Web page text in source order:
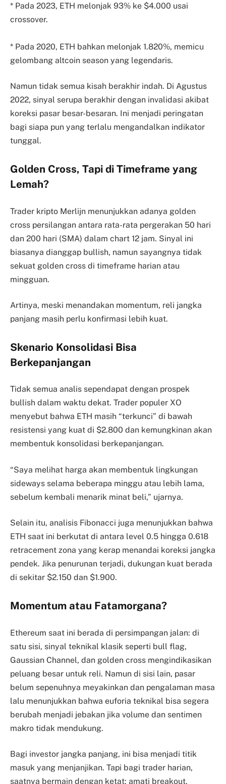
* Pada 2023, ETH melonjak 93% ke $4.000 usai
crossover.
* Pada 2020, ETH bahkan melonjak 1.820%, memicu
gelombang altcoin season yang legendaris.
Namun tidak semua kisah berakhir indah. Di Agustus
2022, sinyal serupa berakhir dengan invalidasi akibat
koreksi pasar besar-besaran. Ini menjadi peringatan
bagi siapa pun yang terlalu mengandalkan indikator
tunggal.
Golden Cross, Tapi di Timeframe yang
Lemah?
Trader kripto Merlijn menunjukkan adanya golden
cross persilangan antara rata-rata pergerakan 50 hari
dan 200 hari (SMA) dalam chart 12 jam. Sinyal ini
biasanya dianggap bullish, namun sayangnya tidak
sekuat golden cross di timeframe harian atau
mingguan.
Artinya, meski menandakan momentum, reli jangka
panjang masih perlu konfirmasi lebih kuat.
Skenario Konsolidasi Bisa
Berkepanjangan
Tidak semua analis sependapat dengan prospek
bullish dalam waktu dekat. Trader populer XO
menyebut bahwa ETH masih “terkunci” di bawah
resistensi yang kuat di $2.800 dan kemungkinan akan
membentuk konsolidasi berkepanjangan.
“Saya melihat harga akan membentuk lingkungan
sideways selama beberapa minggu atau lebih lama,
sebelum kembali menarik minat beli,” ujarnya.
Selain itu, analisis Fibonacci juga menunjukkan bahwa
ETH saat ini berkutat di antara level 0.5 hingga 0.618
retracement zona yang kerap menandai koreksi jangka
pendek. Jika penurunan terjadi, dukungan kuat berada
di sekitar $2.150 dan $1.900.
Momentum atau Fatamorgana?
Ethereum saat ini berada di persimpangan jalan: di
satu sisi, sinyal teknikal klasik seperti bull flag,
Gaussian Channel, dan golden cross mengindikasikan
peluang besar untuk reli. Namun di sisi lain, pasar
belum sepenuhnya meyakinkan dan pengalaman masa
lalu menunjukkan bahwa euforia teknikal bisa segera
berubah menjadi jebakan jika volume dan sentimen
makro tidak mendukung.
Bagi investor jangka panjang, ini bisa menjadi titik
masuk yang menjanjikan. Tapi bagi trader harian,
saatnya bermain dengan ketat: amati breakout,